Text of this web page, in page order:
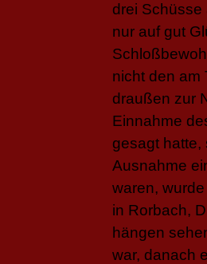
drei
nur auf gut
nicht den am
draußen zur
Einnahme
gesagt hatte,
Ausnahme
waren,
in Rorbach,
hängen
war, danach